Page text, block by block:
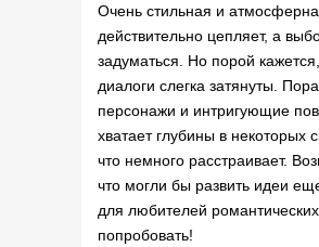
Очень стильная и
действительно цепляет, а
задуматься. Но порой
диалоги слегка затянуты.
персонажи и интригующие
хватает глубины в некоторых
что немного расстраивает.
что могли бы развить идеи
для любителей
попробовать!